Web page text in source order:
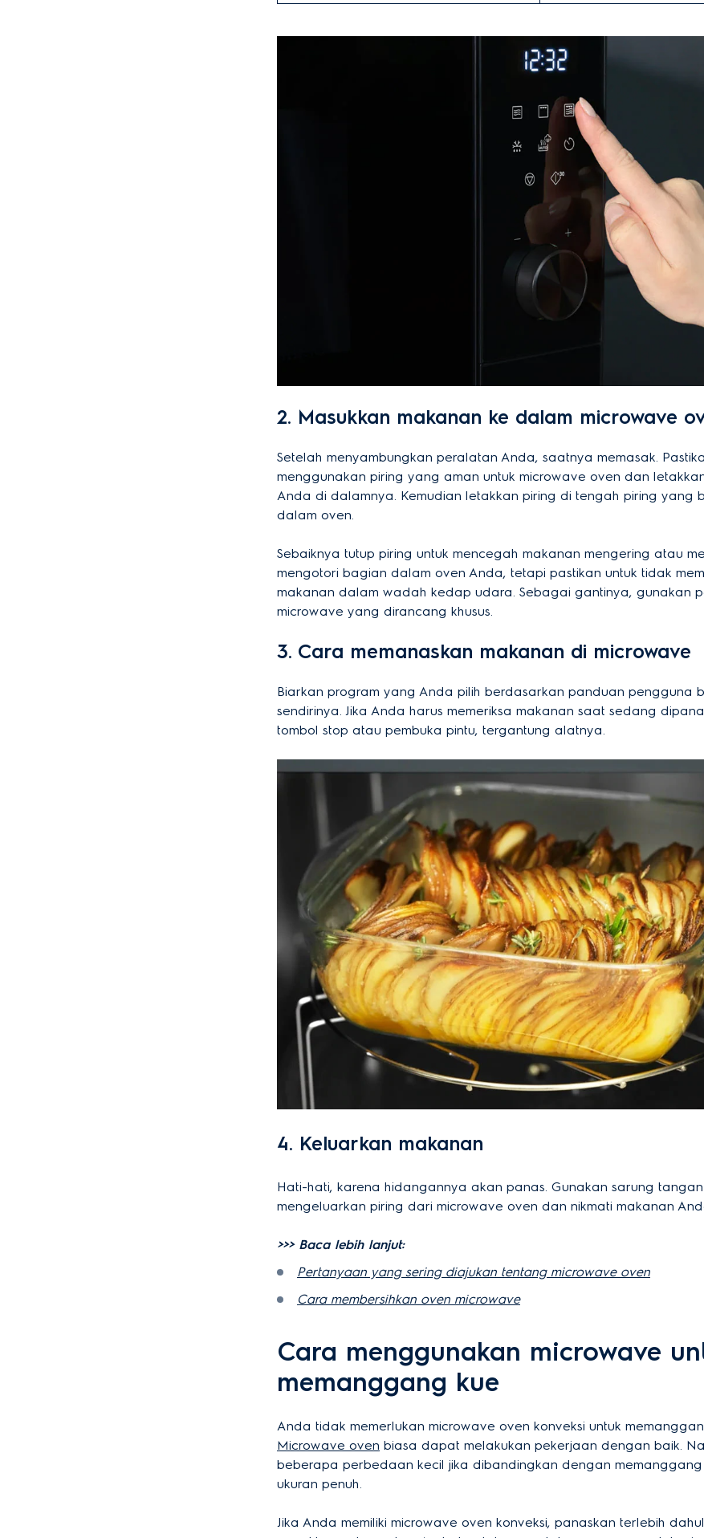
2. Masukkan makanan ke dalam microwave
Setelah menyambungkan peralatan Anda, saatnya memasak.
menggunakan piring yang aman untuk microwave oven dan
Anda di dalamnya. Kemudian letakkan piring di tengah piring yang
dalam oven.
Sebaiknya tutup piring untuk mencegah makanan mengering atau
mengotori bagian dalam oven Anda, tetapi pastikan untuk tidak
makanan dalam wadah kedap udara. Sebagai gantinya, gunakan
microwave yang dirancang khusus.
3. Cara memanaskan makanan di microwave
Biarkan program yang Anda pilih berdasarkan panduan pengguna
sendirinya. Jika Anda harus memeriksa makanan saat sedang
tombol stop atau pembuka pintu, tergantung alatnya.
4. Keluarkan makanan
Hati-hati, karena hidangannya akan panas. Gunakan sarung
mengeluarkan piring dari microwave oven dan nikmati makanan
>>> Baca lebih lanjut:
Pertanyaan yang sering diajukan tentang microwave oven
Cara membersihkan oven microwave
Cara menggunakan microwave
memanggang kue
Anda tidak memerlukan microwave oven konveksi untuk
Microwave oven biasa dapat melakukan pekerjaan dengan baik.
beberapa perbedaan kecil jika dibandingkan dengan
ukuran penuh.
Jika Anda memiliki microwave oven konveksi, panaskan terlebih